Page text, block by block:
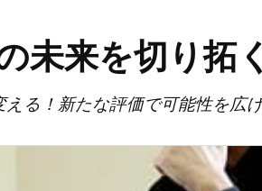
未来を切り拓
る！新たな評価で可能性を広げ